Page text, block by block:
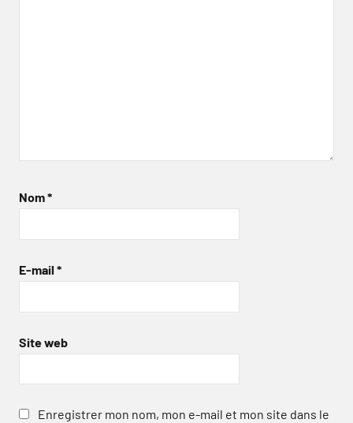
Nom*
E-mail *
Site web
Enregistrer mon nom, mon e-mail et mon site dans le